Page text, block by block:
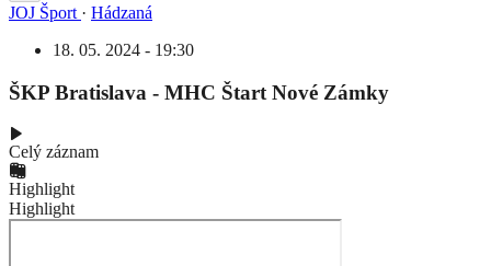
JOJ Šport · Hádzaná
18. 05. 2024 - 19:30
ŠKP Bratislava - MHC Štart Nové Zámky
Celý záznam
Highlight
Highlight